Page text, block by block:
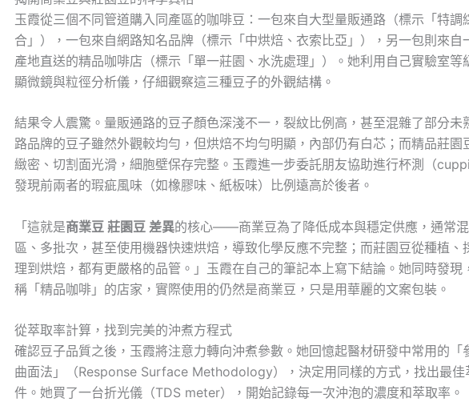
玉霞從三個不同管道購入同產區的咖啡豆：一包來自大型量販通路（標示「特調
合」），一包來自網路知名品牌（標示「中烘焙、衣索比亞」），另一包則來自
產地直送的精品咖啡店（標示「單一莊園、水洗處理」）。她利用自己實驗室等
顯微鏡與粒徑分析儀，仔細觀察這三種豆子的外觀結構。
結果令人震驚。量販通路的豆子顏色深淺不一，裂紋比例高，甚至混雜了部分未
路品牌的豆子雖然外觀較均勻，但烘焙不均勻明顯，內部仍有白芯；而精品莊園
緻密、切割面光滑，細胞壁保存完整。玉霞進一步委託朋友協助進行杯測（
發現前兩者的瑕疵風味（如橡膠味、紙板味）比例遠高於後者。
「這就是商業豆 莊園豆 差異的核心——商業豆為了降低成本與穩定供應，通常
區、多批次，甚至使用機器快速烘焙，導致化學反應不完整；而莊園豆從種植、
理到烘焙，都有更嚴格的品管。」玉霞在自己的筆記本上寫下結論。她同時發現
稱「精品咖啡」的店家，實際使用的仍然是商業豆，只是用華麗的文案包裝。
從萃取率計算，找到完美的沖煮方程式
確認豆子品質之後，玉霞將注意力轉向沖煮參數。她回憶起醫材研發中常用的「
曲面法」（Response Surface Methodology），決定用同樣的方式，找出最佳
件。她買了一台折光儀（TDS meter），開始記錄每一次沖泡的濃度和萃取率。